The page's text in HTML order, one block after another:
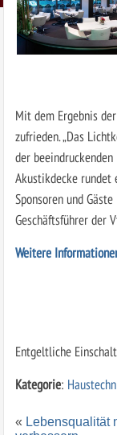
Mit dem Ergebnis
zufrieden. „Das
der
Akustikdecke rundet
Sponsoren und
Geschäftsführer der
Weitere
Entgeltliche
Kategorie:
« Lebensqualität